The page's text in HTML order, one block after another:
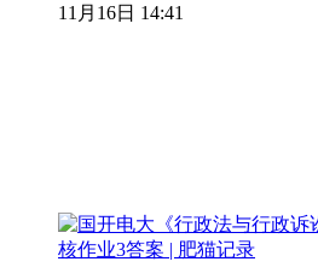
11月16日 14:41